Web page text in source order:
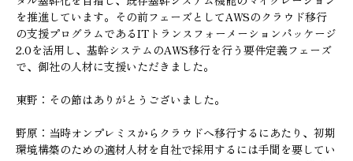
を推進しています。その前フェーズとしてAWSのクラウド移行
の支援プログラムであるITトランスフォーメーションパッケージ
2.0を活用し、基幹システムのAWS移行を行う要件定義フェーズ
で、御社の人材に支援いただきました。
東野：その節はありがとうございました。
野原：当時オンプレミスからクラウドへ移行するにあたり、初期
環境構築のための適材人材を自社で採用するには手間を要してい